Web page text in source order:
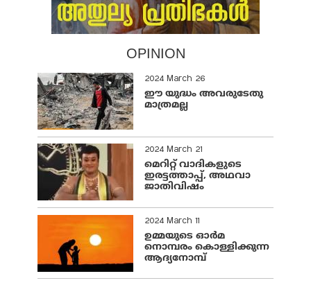
OPINION
2024 March 26
ഈ യുദ്ധം അവരുടേതു
മാത്രമല്ല
2024 March 21
മെറിറ്റ് വാദികളുടെ
ഇരട്ടത്താപ്പ്, അഥവാ
ജാതിവിഷം
2024 March 11
ഉമ്മയുടെ ഓർമ
നൊമ്പരം കൊള്ളിക്കുന്ന
ആദ്യനോമ്പ്